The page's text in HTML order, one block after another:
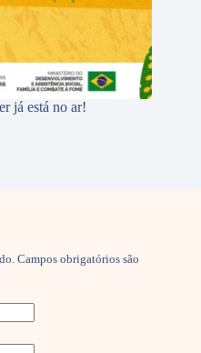
já está no ar!
Campos obrigatórios são